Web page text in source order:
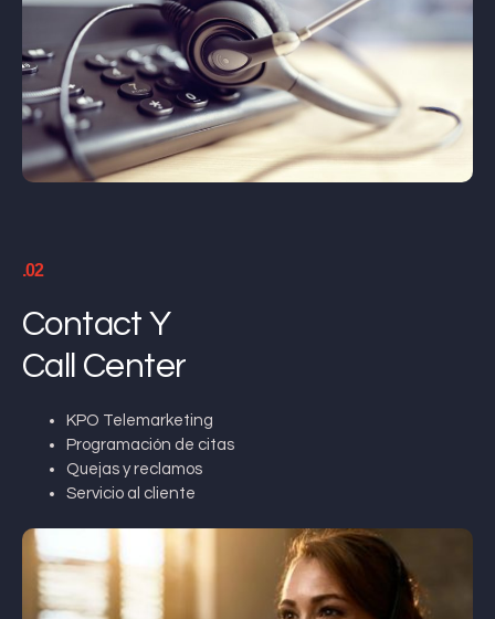
.02
Contact Y
Call Center
KPO Telemarketing
Programación de citas
Quejas y reclamos
Servicio al cliente